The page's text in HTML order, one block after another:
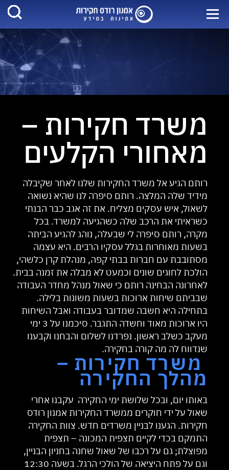
משרד חקירות –
מאחורי הקלעים
רותם הגיע אל משרד החקירות שלנו לאחר שקיבלה
מידיד שלה המלצה. רותם סיפרה לנו שהיא נשואה
לשאול, איש עסקים מצליח. את זה אגב כבר הבנתי
כשראיתי את הרכב שלה כשהגיעה למשרד. בכל
מקרה, רותם סיפרה לי שבעלה, נוהג להגיע הביתה
בשעות מאוחרות בגלל עסקיו הרבים. היא עצמה
מסתובבת עם חברות בבתי קפה, מנהלת קרן כלשהי,
הולכת לחוגים שונים וכמעט לא מבלה את זמנה בבית.
לאחרונה הבחינה רותם כי שאול מנהל מחדר העבודה
שבביתם שיחות ארוכות בשעות משונות בלילה.
בתחילה היא חשבה שמדובר בעבודה ואבל השיחות
היו ארוכות מאוד וחשדה התגבר. סיכמנו על 3 ימי
מעקב כשלב ראשון. נפרדנו לשלום והבחנו וקבענו
שנדווח לה מה קורה בחקירה.
משרד חקירות –
מהלך החקירה
באותו יום, ובכל שלושת ימי החקירה עקבנו אחרי
שאול על ידי חוקרים ממשרד החקירות אמנון רודס
חקירות. הגענו לבניין משרדים חדש. צוות החקירה
התמקם בכדי לקיים תצפית המכונה – תצפית
מפוצלת; גם על רכבו של שאול שחנה בחניון הבניין,
וגם על פתח היציאה של הולכי הרגל. בשעה 12:30